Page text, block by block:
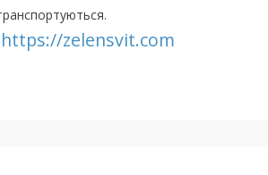
https://zelensvit.com